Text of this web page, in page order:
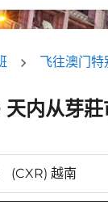
飞往澳门特
内从芽
选条件的机票